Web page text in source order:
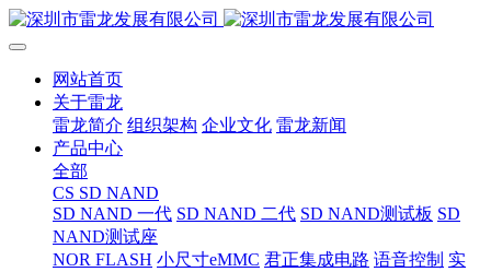
网站首页
关于雷龙
雷龙简介 组织架构 企业文化 雷龙新闻
产品中心
全部
CS SD NAND
SD NAND 一代 SD NAND 二代 SD NAND测试板 SD
NAND测试座
NOR FLASH 小尺寸eMMC 君正集成电路 语音控制 实